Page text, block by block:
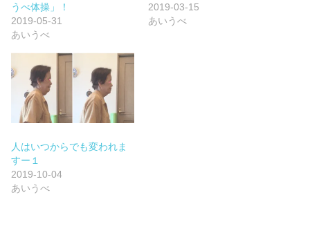
うべ体操」！
2019-05-31
あいうべ
2019-03-15
あいうべ
人はいつからでも変われま
すー１
2019-10-04
あいうべ